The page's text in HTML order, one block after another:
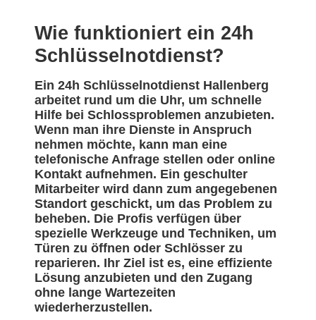
Wie funktioniert ein 24h
Schlüsselnotdienst?
Ein 24h Schlüsselnotdienst Hallenberg
arbeitet rund um die Uhr, um schnelle
Hilfe bei Schlossproblemen anzubieten.
Wenn man ihre Dienste in Anspruch
nehmen möchte, kann man eine
telefonische Anfrage stellen oder online
Kontakt aufnehmen. Ein geschulter
Mitarbeiter wird dann zum angegebenen
Standort geschickt, um das Problem zu
beheben. Die Profis verfügen über
spezielle Werkzeuge und Techniken, um
Türen zu öffnen oder Schlösser zu
reparieren. Ihr Ziel ist es, eine effiziente
Lösung anzubieten und den Zugang
ohne lange Wartezeiten
wiederherzustellen.